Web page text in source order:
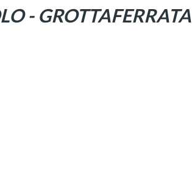
- GROTTAFERRATA